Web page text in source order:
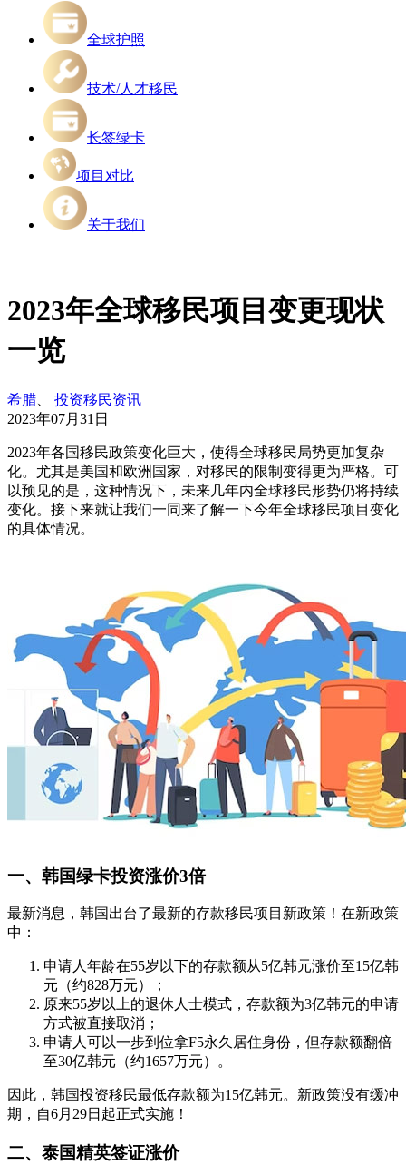
全球护照
技术/人才移民
长签绿卡
项目对比
关于我们
2023年全球移民项目变更现状
一览
希腊
投资移民资讯
2023年07月31日
2023年各国移民政策变化巨大，使得全球移民局势更加复杂
化。尤其是美国和欧洲国家，对移民的限制变得更为严格。可
以预见的是，这种情况下，未来几年内全球移民形势仍将持续
变化。接下来就让我们一同来了解一下今年全球移民项目变化
的具体情况。
一、韩国绿卡投资涨价3倍
最新消息，韩国出台了最新的存款移民项目新政策！在新政策
中：
申请人年龄在55岁以下的存款额从5亿韩元涨价至15亿韩
元（约828万元）；
原来55岁以上的退休人士模式，存款额为3亿韩元的申请
方式被直接取消；
申请人可以一步到位拿F5永久居住身份，但存款额翻倍
至30亿韩元（约1657万元）。
因此，韩国投资移民最低存款额为15亿韩元。新政策没有缓冲
期，自6月29日起正式实施！
二、泰国精英签证涨价